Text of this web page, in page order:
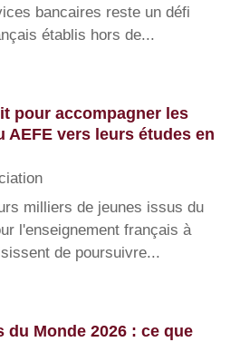
bancaires reste un défi
établis hors de...
pour accompagner les
AEFE vers leurs études en
milliers de jeunes issus du
l'enseignement français à
de poursuivre...
du Monde 2026 : ce que